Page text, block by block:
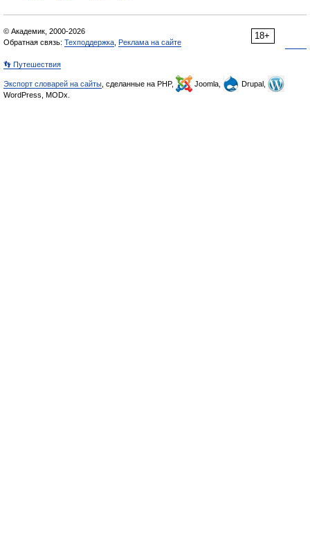
18+
© Академик, 2000-2026
Обратная связь: Техподдержка Реклама на сайте
👣 Путешествия
Экспорт словарей на сайты , сделанные на PHP, Joomla,
Drupal,
WordPress, MODx.